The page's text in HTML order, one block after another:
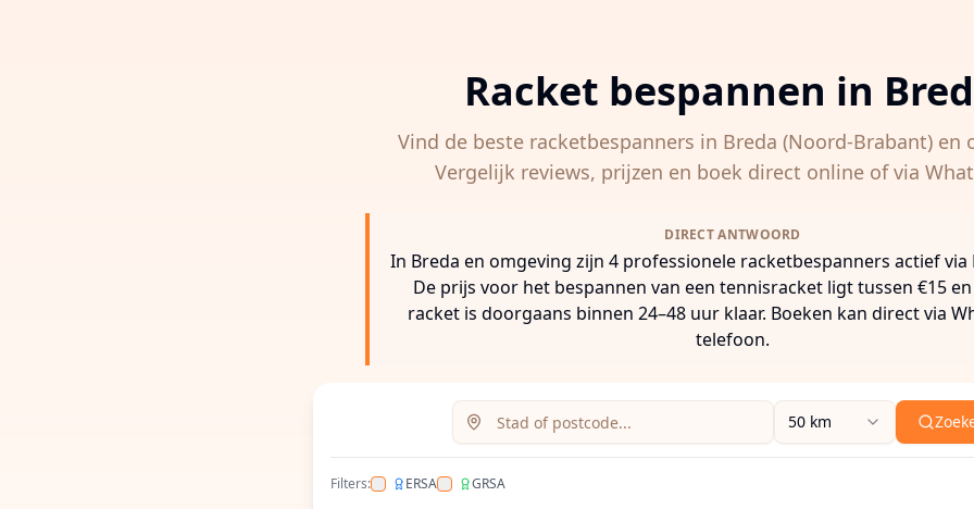
Racket bespannen in
Vind de beste racketbespanners in Breda (Noord-Brabant)en
Vergelijk reviews, prijzen en boek direct online of via
DIRECT ANTWOORD
In Breda en omgeving zijn 4 professionele racketbespanners actief via
De prijs voor het bespannen van een tennisracket ligt tussen €15 en
racket is doorgaans binnen 24–48 uur klaar. Boeken kan direct via
telefoon.
Zoeklocatie (stad of postcode)
Voer een stad, postcode of adres in om racketbespanners in
Zoekradius
50 km
Filters: ERSA
Filter op ERSA (European Racquet Stringers Association) gecertificeerde
GRSA
Filter op GRSA (Global Racquet Stringers Association)